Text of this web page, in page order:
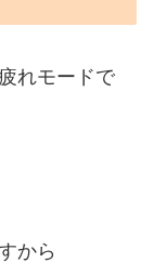
れモードで
から